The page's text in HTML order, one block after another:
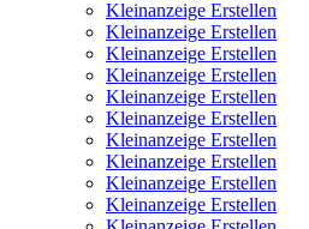
Kleinanzeige Erstellen
Kleinanzeige Erstellen
Kleinanzeige Erstellen
Kleinanzeige Erstellen
Kleinanzeige Erstellen
Kleinanzeige Erstellen
Kleinanzeige Erstellen
Kleinanzeige Erstellen
Kleinanzeige Erstellen
Kleinanzeige Erstellen